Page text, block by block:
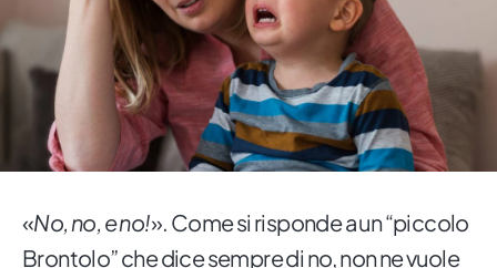
«No, no, e no!». Come si risponde a un “piccolo
Brontolo” che dice sempre di no, non ne vuole